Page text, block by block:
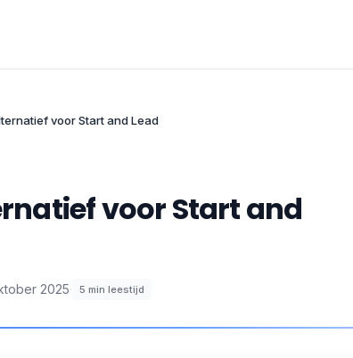
voor Start and Lead
voor Start and
2025· 5 min leestijd